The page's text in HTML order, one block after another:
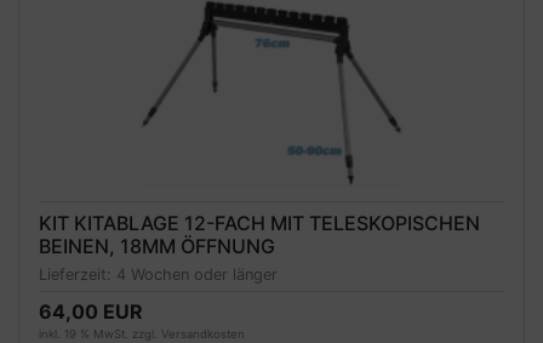
KIT KITABLAGE 12-FACH MIT TELESKOPISCHEN
BEINEN, 18MM ÖFFNUNG
Lieferzeit: 4 Wochen oder länger
64,00 EUR
inkl. 19 % MwSt. zzgl. Versandkosten